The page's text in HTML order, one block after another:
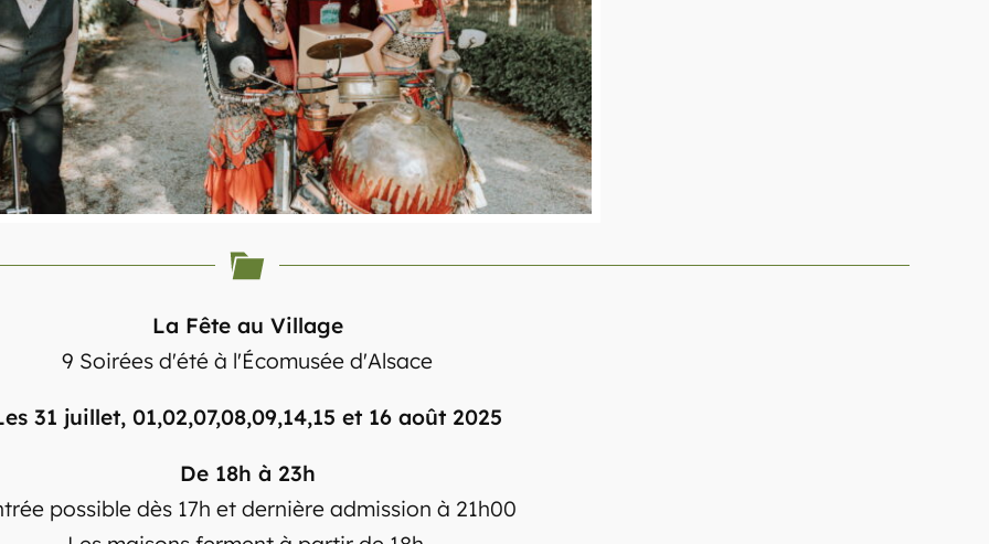
La Fête au Village
9 Soirées d'été à l'Écomusée d'Alsace
31 juillet, 01,02,07,08,09,14,15 et 16 août 2025
De 18h à 23h
possible dès 17h et dernière admission à 21h00